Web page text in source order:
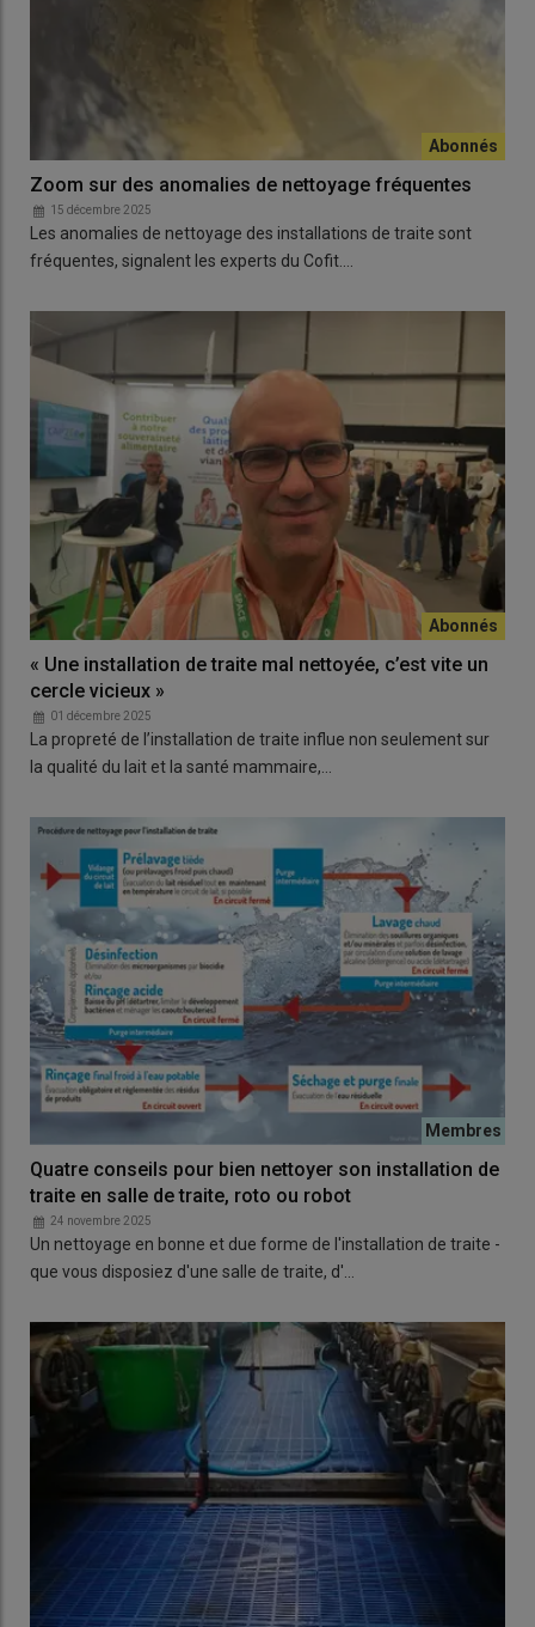
Zoom sur des anomalies de nettoyage fréquentes
15 décembre 2025
Les anomalies de nettoyage des installations de traite sont
fréquentes, signalent les experts du Cofit.…
« Une installation de traite mal nettoyée, c’est vite un
cercle vicieux »
01 décembre 2025
La propreté de l’installation de traite influe non seulement sur
la qualité du lait et la santé mammaire,…
Quatre conseils pour bien nettoyer son installation de
traite en salle de traite, roto ou robot
24 novembre 2025
Un nettoyage en bonne et due forme de l'installation de traite -
que vous disposiez d'une salle de traite, d'…